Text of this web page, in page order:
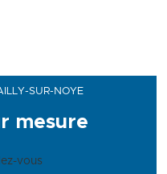
SUR-NOYE
mesure
vous